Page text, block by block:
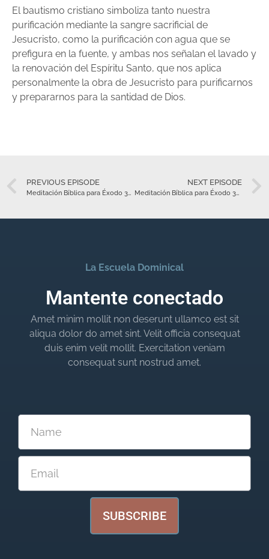
LINK
EMBED
El bautismo cristiano simboliza tanto nuestra
purificación mediante la sangre sacrificial de
Jesucristo, como la purificación con agua que se
prefigura en la fuente, y ambas nos señalan el lavado y
la renovación del Espíritu Santo, que nos aplica
personalmente la obra de Jesucristo para purificarnos
y prepararnos para la santidad de Dios.
PREVIOUS EPISODE
Meditación Bíblica para Éxodo 37 – Marzo 26
NEXT EPISODE
Meditación Bíblica para Éxodo 38 – Marzo 27
La Escuela Dominical
Mantente conectado
Amet minim mollit non deserunt ullamco est sit
aliqua dolor do amet sint. Velit officia consequat
duis enim velit mollit. Exercitation veniam
consequat sunt nostrud amet.
SUBSCRIBE